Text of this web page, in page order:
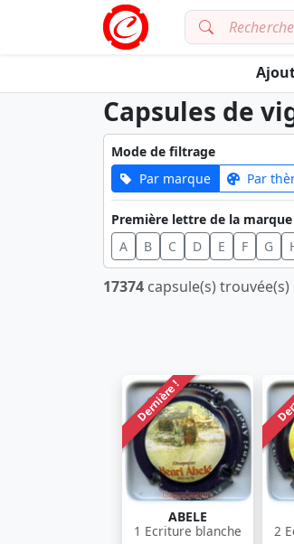
Capsules de
Mode de filtrage
Par marque
Par
Première lettre de la marque
A
B C D E F G
17374 capsule(s) trouvée(s)
Dernière !
ABELE
1 Ecriture blanche
2